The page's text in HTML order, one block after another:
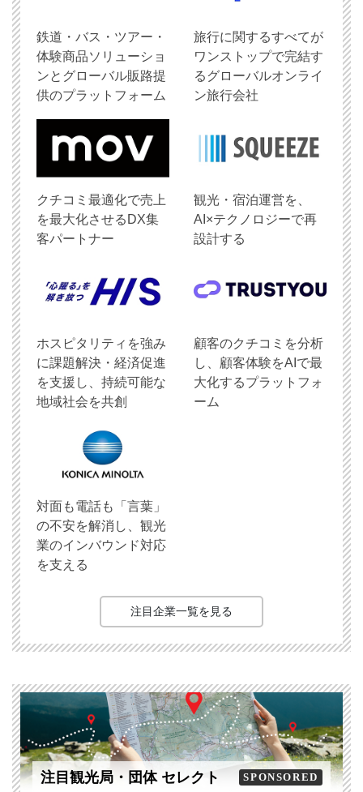
鉄道・バス・ツアー・
体験商品ソリューショ
ンとグローバル販路提
供のプラットフォーム
旅行に関するすべてが
ワンストップで完結す
るグローバルオンライ
ン旅行会社
クチコミ最適化で売上
を最大化させるDX集
客パートナー
観光・宿泊運営を、
AI×テクノロジーで再
設計する
ホスピタリティを強み
に課題解決・経済促進
を支援し、持続可能な
地域社会を共創
顧客のクチコミを分析
し、顧客体験をAIで最
大化するプラットフォ
ーム
対面も電話も「言葉」
の不安を解消し、観光
業のインバウンド対応
を支える
注目企業一覧を見る
注目観光局・団体 セレクト SPONSORED